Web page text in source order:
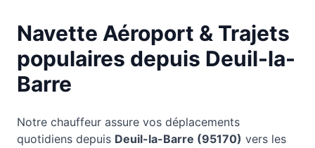
Navette Aéroport & Trajets
populaires depuis Deuil-la-
Barre
Notre chauffeur assure vos déplacements
quotidiens depuis Deuil-la-Barre (95170) vers les